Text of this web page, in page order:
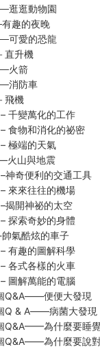
逛逛動物園
趣的夜晚
可愛的恐龍
直升機
火箭
消防車
飛機
千變萬化的工作
食物和消化的祕密
極端的天氣
火山與地震
神奇便利的交通工具
來來往往的機場
揭開神祕的太空
探索奇妙的身體
氣酷炫的車子
有趣的圖解科學
各式各樣的火車
圖解萬能的電腦
Q&A――便便大發現
Q & A――病菌大發現
Q&A——為什麼要睡
Q&A――為什麼要說